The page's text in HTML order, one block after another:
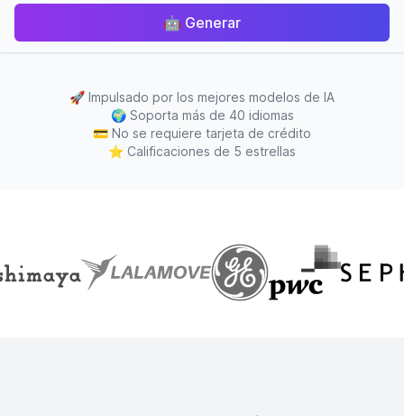
🤖 Generar
🚀 Impulsado por los mejores modelos de IA
🌍 Soporta más de 40 idiomas
💳 No se requiere tarjeta de crédito
⭐ Calificaciones de 5 estrellas